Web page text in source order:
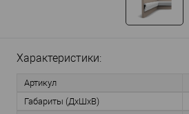
Характеристики:
Артикул
Габариты (ДхШхВ)